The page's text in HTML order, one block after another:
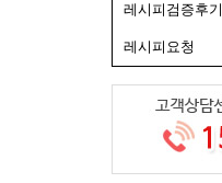
레시피검증후기
레시피요청